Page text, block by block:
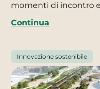
momenti di incontro
Continua
Innovazione sostenibile